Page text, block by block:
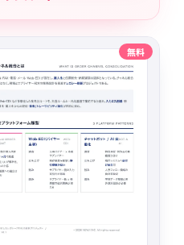
無料